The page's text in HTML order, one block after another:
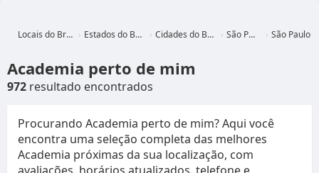
Locais do Brasil Estados do Brasil Cidades do Brasil São Paulo São Paulo - SP
Academia perto de mim
972 resultado encontrados
Procurando Academia perto de mim? Aqui você
encontra uma seleção completa das melhores
Academia próximas da sua localização, com